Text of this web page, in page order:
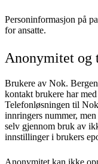
Personinformasjon på
for ansatte.
Anonymitet og
Brukere av Nok.
kontakt brukere har
Telefonløsningen til
innringers nummer,
selv gjennom bruk av
innstillinger i brukers
Anonymitet kan ikke